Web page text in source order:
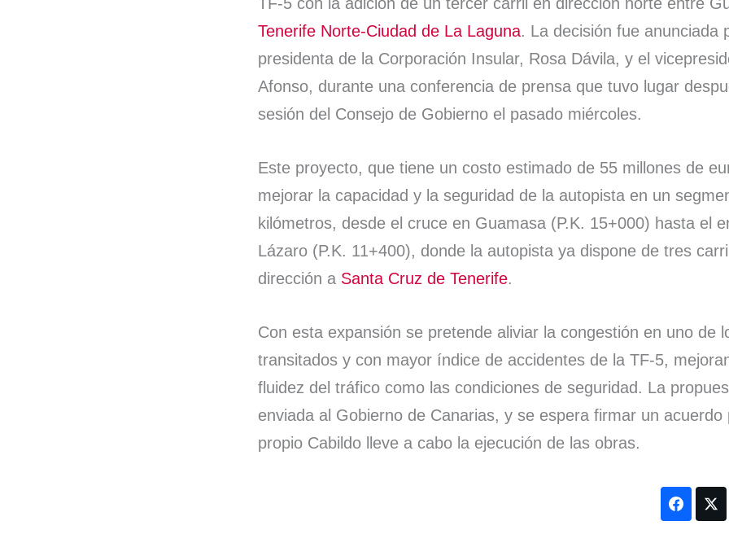
TF-5 con la adición de un tercer carril en dirección norte entre
Tenerife Norte-Ciudad de La Laguna. La decisión fue anunciada
presidenta de la Corporación Insular, Rosa Dávila, y el
Afonso, durante una conferencia de prensa que tuvo lugar
sesión del Consejo de Gobierno el pasado miércoles.
Este proyecto, que tiene un costo estimado de 55 millones de
mejorar la capacidad y la seguridad de la autopista en un
kilómetros, desde el cruce en Guamasa (P.K. 15+000) hasta el
Lázaro (P.K. 11+400), donde la autopista ya dispone de tres
dirección a Santa Cruz de Tenerife.
Con esta expansión se pretende aliviar la congestión en uno de
transitados y con mayor índice de accidentes de la TF-5,
fluidez del tráfico como las condiciones de seguridad. La
enviada al Gobierno de Canarias, y se espera firmar un acuerdo
propio Cabildo lleve a cabo la ejecución de las obras.